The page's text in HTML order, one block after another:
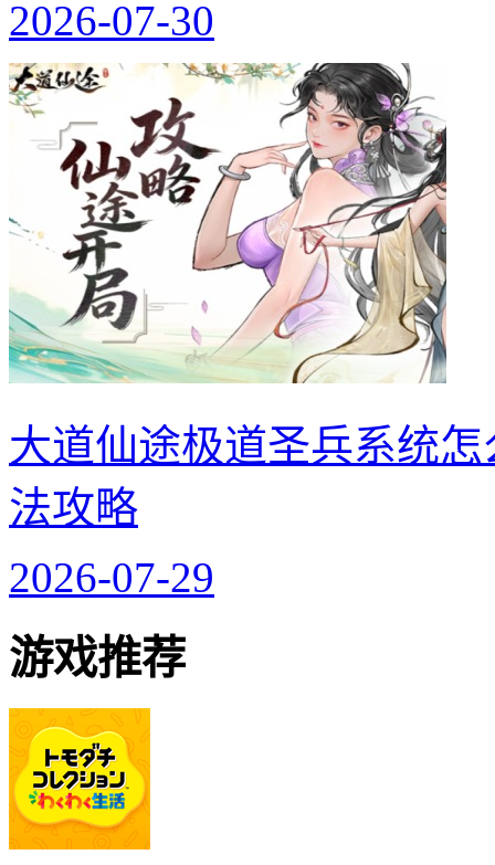
2026-07-30
大道仙途极道圣兵系统
法攻略
2026-07-29
游戏推荐